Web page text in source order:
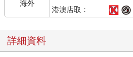
海外
港澳店取：
詳細資料